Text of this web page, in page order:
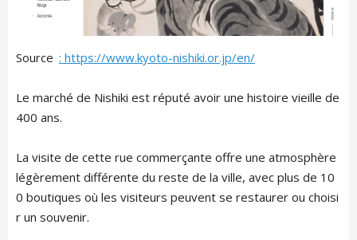
Source : https://www.kyoto-nishiki.or.jp/en/
Le marché de Nishiki est réputé avoir une histoire vieille de
400 ans.
La visite de cette rue commerçante offre une atmosphère
légèrement différente du reste de la ville, avec plus de 10
0 boutiques où les visiteurs peuvent se restaurer ou choisi
r un souvenir.